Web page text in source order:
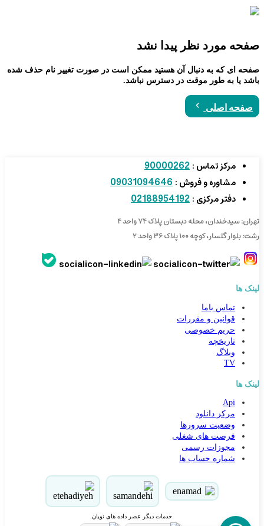
جهت ارتباط در پیامرسان بله کلیک کنید
تماس تلفنی با کارشناس فروش
09031094646
021-88954192
ذخیره در مخاطبین
صفحه مورد نظر پیدا نشد
صفحه ای که به دنبال آن هستید ممکن است در صورت تغییر نام حذف شده
باشد یا به طور موقت در دسترس نباشد.
صفحه اصلی
مرکز تماس : 90000262
مشاوره و فروش : 09031094646
دفتر مرکزی : 02188954192
تهران: سیدخندان، محله دبستان پلاک ۷۴ واحد ۴
رشت: بلوار گلسار، کوچه ۱۰۰ پلاک ۳۶ واحد ۲
لینک ها
تماس باما
قوانین و مقررات
حریم خصوصی
تاریخچه
وبلاگ
TV
لینک ها
Api
مرکز دانلود
وضعیت سرورها
فرصت های شغلی
مجوزات رسمی
شماره حساب ها
خدمات دیگر عصر داده های نویان